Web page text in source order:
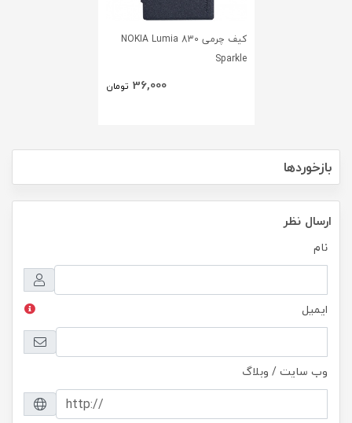
کیف چرمی NOKIA Lumia 830
Sparkle
36,000 تومان
بازخوردها
ارسال نظر
نام
ایمیل
وب سایت / وبلاگ